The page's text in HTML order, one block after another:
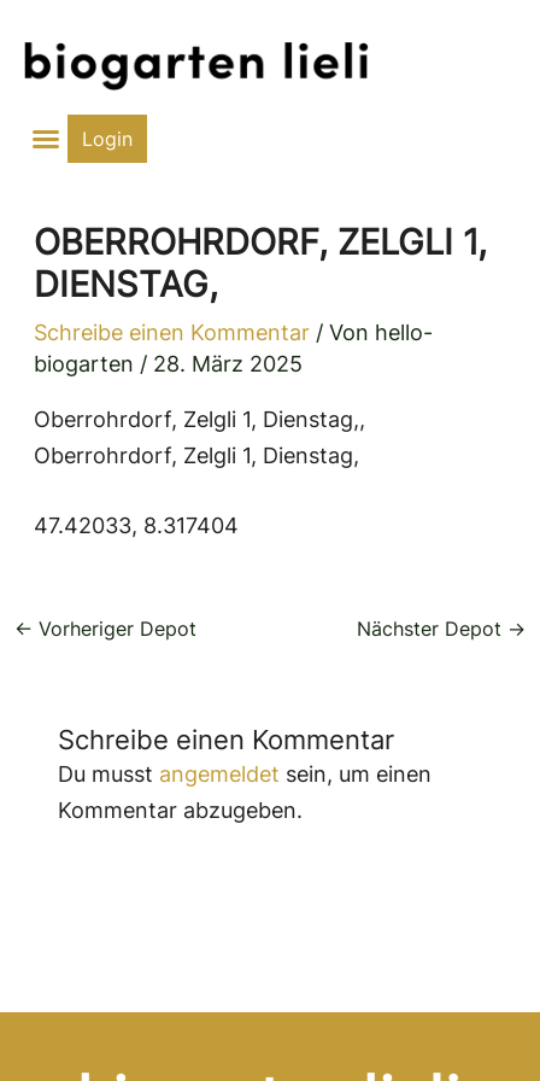
Inhalt
Login
OBERROHRDORF, ZELGLI 1,
DIENSTAG,
Schreibe einen Kommentar / Von hello-
biogarten / 28. März 2025
Oberrohrdorf, Zelgli 1, Dienstag,,
Oberrohrdorf, Zelgli 1, Dienstag,
47.42033, 8.317404
← Vorheriger Depot Nächster Depot →
Schreibe einen Kommentar
Du musst angemeldet sein, um einen
Kommentar abzugeben.